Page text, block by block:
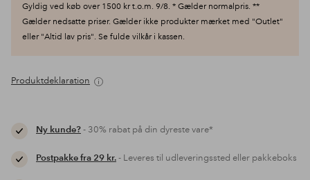
Gyldig ved køb over 1500 kr t.o.m. 9/8. * Gælder normalpris. **
Gælder nedsatte priser. Gælder ikke produkter mærket med "Outlet"
eller "Altid lav pris". Se fulde vilkår i kassen.
Produktdeklaration
Ny kunde?- 30% rabat på din dyreste vare*
Postpakke fra 29 kr.- Leveres til udleveringssted eller pakkeboks